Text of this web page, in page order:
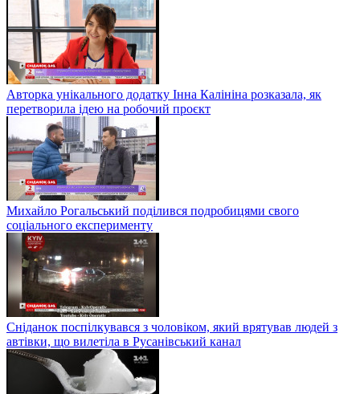
Авторка унікального додатку Інна Калініна розказала, як
перетворила ідею на робочий проєкт
Михайло Рогальський поділився подробицями свого
соціального експерименту
Сніданок поспілкувався з чоловіком, який врятував людей з
автівки, що вилетіла в Русанівський канал